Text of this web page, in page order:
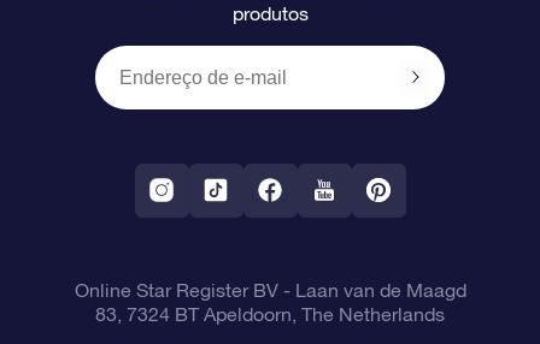
Presentes corporativos
Um Milhão de Estrelas
OSR Starsaver
Aplicativo RV Fly me to the stars
Política de devolução
Constelações
produtos
Online Star Register BV- Laan van de Maagd
83, 7324 BT Apeldoorn, The Netherlands